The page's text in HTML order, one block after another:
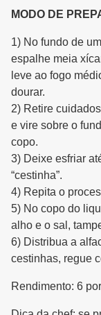
MODO DE
1) No fundo de
espalhe meia
leve ao fogo
dourar.
2) Retire
e vire sobre o
copo.
3) Deixe esfriar
“cestinha”.
4) Repita o
5) No copo do
alho e o sal,
6) Distribua a
cestinhas, regue
Rendimento: 6